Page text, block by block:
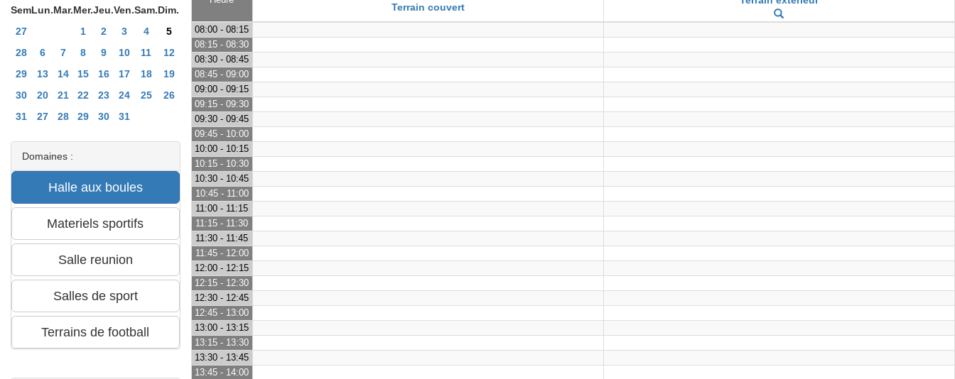
SemLun.Mar.Mer.Jeu.Ven.Sam.Dim.
27
1 2 3 4
5
28
6 7 8 9 10 11
12
29
13 14 15 16 17 18
19
30
20 21 22 23 24 25
26
31
27 28 29 30 31
Domaines :
Terrain couvert
08:00 - 08:15
08:15 - 08:30
08:30 - 08:45
08:45 - 09:00
09:00 - 09:15
09:15 - 09:30
09:30 - 09:45
09:45 - 10:00
10:00 - 10:15
10:15 - 10:30
10:30 - 10:45
10:45 - 11:00
11:00 - 11:15
11:15 - 11:30
11:30 - 11:45
11:45 - 12:00
12:00 - 12:15
12:15 - 12:30
12:30 - 12:45
12:45 - 13:00
13:00 - 13:15
13:15 - 13:30
13:30 - 13:45
13:45 - 14:00